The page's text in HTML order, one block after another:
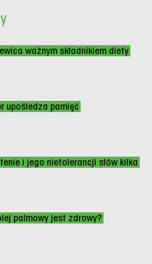
ważnym składnikiem diety
upośledza pamięć
i jego nietolerancji słów kilka
palmowy jest zdrowy?